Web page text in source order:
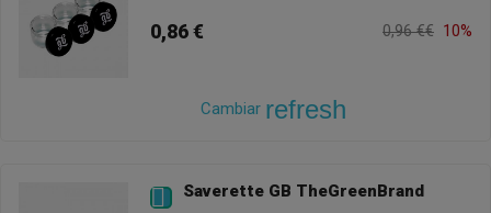
0,86 € 0,96 €€ 10%
Cambiar refresh
 Saverette GB TheGreenBrand